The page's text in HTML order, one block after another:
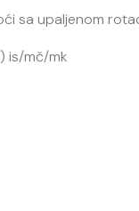
sa upaljenom
is/mč/mk